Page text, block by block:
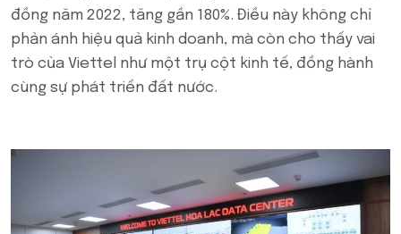
đồng năm 2022, tăng gần 180%. Điều này không chỉ
phản ánh hiệu quả kinh doanh, mà còn cho thấy vai
trò của Viettel như một trụ cột kinh tế, đồng hành
cùng sự phát triển đất nước.